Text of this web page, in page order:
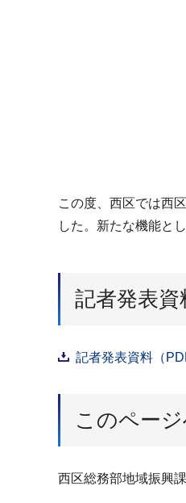
この度、西区では西
した。新たな機能と
記者発表資
記者発表資料（
このペー
西区総務部地域振興課